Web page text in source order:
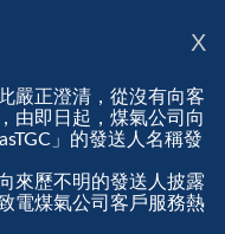
嚴正澄清，從沒有向客
由即日起，煤氣公司向
」的發送人名稱發
來歷不明的發送人披露
電煤氣公司客戶服務熱
X